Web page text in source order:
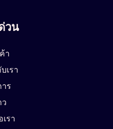
วน
า
เรา
ร
รา